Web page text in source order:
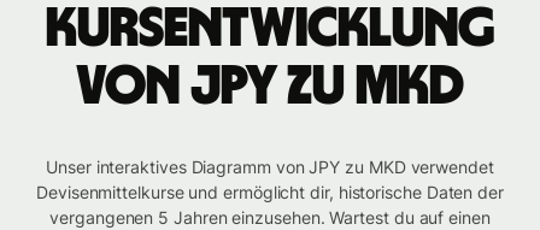
Kursentwicklung
von JPY zu MKD
Unser interaktives Diagramm von JPY zu MKD verwendet
Devisenmittelkurse und ermöglicht dir, historische Daten der
vergangenen 5 Jahren einzusehen. Wartest du auf einen